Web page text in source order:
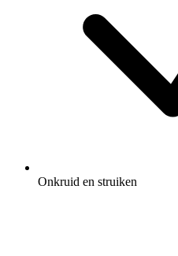
Onkruid en struiken